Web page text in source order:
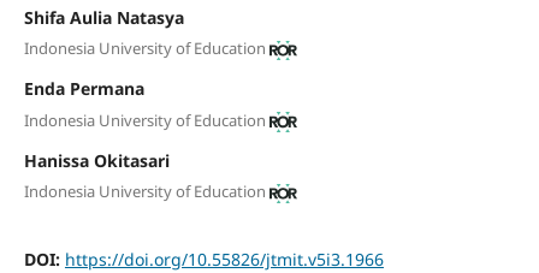
Shifa Aulia Natasya
Indonesia University of Education
Enda Permana
Indonesia University of Education
Hanissa Okitasari
Indonesia University of Education
DOI: https://doi.org/10.55826/jtmit.v5i3.1966